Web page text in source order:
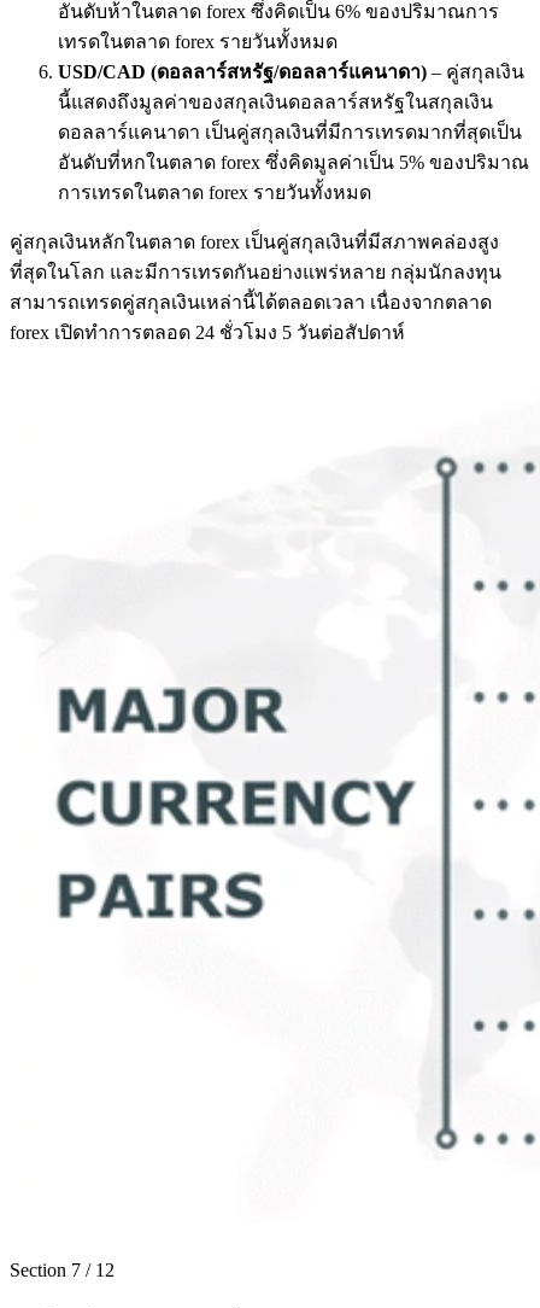
อันดับห้าในตลาด forex ซึ่งคิดเป็น 6% ของปริมาณการ
เทรดในตลาด forex รายวันทั้งหมด
USD/CAD (ดอลลาร์สหรัฐ/ดอลลาร์แคนาดา) – คู่สกุลเงิน
นี้แสดงถึงมูลค่าของสกุลเงินดอลลาร์สหรัฐในสกุลเงิน
ดอลลาร์แคนาดา เป็นคู่สกุลเงินที่มีการเทรดมากที่สุดเป็น
อันดับที่หกในตลาด forex ซึ่งคิดมูลค่าเป็น 5% ของปริมาณ
การเทรดในตลาด forex รายวันทั้งหมด
คู่สกุลเงินหลักในตลาด forex เป็นคู่สกุลเงินที่มีสภาพคล่องสูง
ที่สุดในโลก และมีการเทรดกันอย่างแพร่หลาย กลุ่มนักลงทุน
สามารถเทรดคู่สกุลเงินเหล่านี้ได้ตลอดเวลา เนื่องจากตลาด
forex เปิดทำการตลอด 24 ชั่วโมง 5 วันต่อสัปดาห์
Section 7 / 12